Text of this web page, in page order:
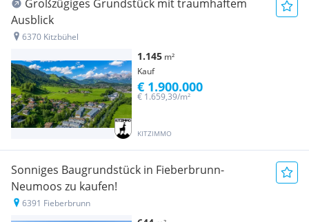
Großzügiges Grundstück mit traumhaftem
Ausblick
6370 Kitzbühel
1.145 m²
Kauf
KITZIMMO
€ 1.659,39/m²
€ 1.900.000
Sonniges Baugrundstück in Fieberbrunn-
Neumoos zu kaufen!
6391 Fieberbrunn